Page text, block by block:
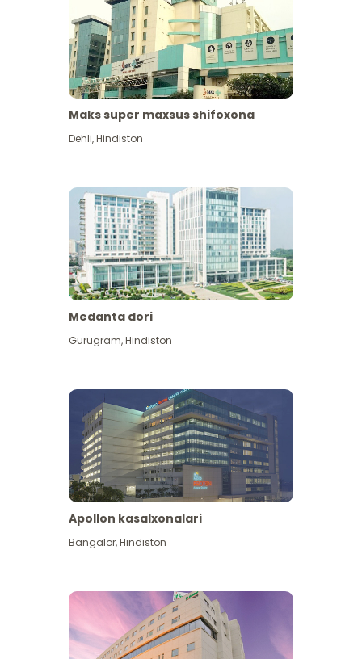
Maks super maxsus shifoxona
Dehli,Hindiston
Medanta dori
Gurugram,Hindiston
Apollon kasalxonalari
Bangalor,Hindiston